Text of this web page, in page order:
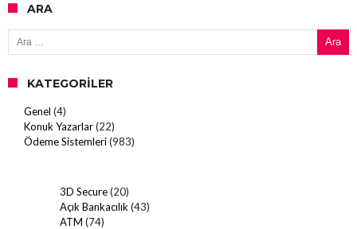
ARA
Arama:
KATEGORILER
Genel (4)
Konuk Yazarlar(22)
Ödeme Sistemleri(983)
3D Secure(20)
Açık Bankacılık (43)
ATM (74)